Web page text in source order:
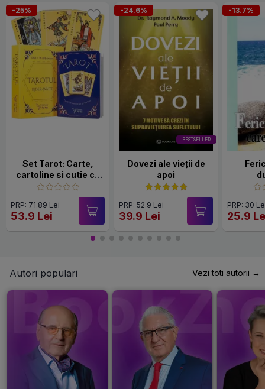
-25%
Set Tarot: Carte,
cartoline si cutie cu
magnet
PRP: 71.89 Lei
53.9 Lei
BESTSELLER
-24.6%
Dovezi ale vieții de
apoi
PRP: 52.9 Lei
39.9 Lei
-13.7%
PRP: 30
25.9
Autori populari Vezi toti autorii →